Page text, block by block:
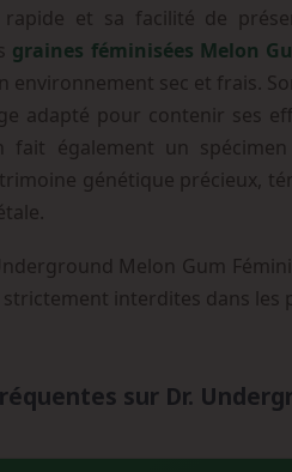
rapide et sa facilité de
graines féminisées Melon
environnement sec et frais.
adapté pour contenir ses
fait également un
génétique précieux,
Melon Gum
interdites dans les
sur Dr.